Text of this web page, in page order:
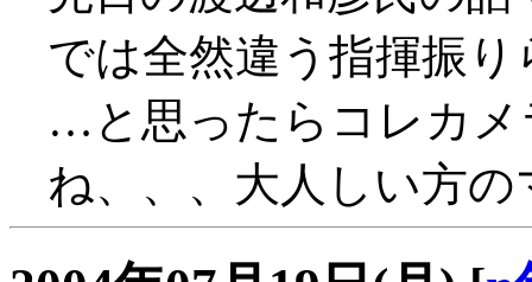
では全然違う指揮振
…と思ったらコレカメ
ね、、、大人しい方